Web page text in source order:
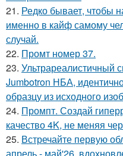
21. Редко бывает, чтобы
именно в кайф самому
случай.
22. Промт номер 37.
23. Ультрареалистичный
Jumbotron НБА,
образцу из исходного
24. Промпт. Создай
качество 4K, не меняя
25. Встречайте первую